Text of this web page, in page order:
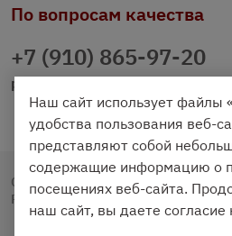
По вопросам качества
+7 (910) 865-97-20
prazdnichniy40@palmi.ru
Copyright © 2020 - 2026.
Разработка и продвижение - Vegas
Наш сайт использует файлы
удобства пользования веб-
представляют собой
содержащие информацию о
посещениях веб-сайта.
наш сайт, вы даете согласие